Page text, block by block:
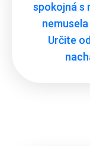
spokojná s
Určite